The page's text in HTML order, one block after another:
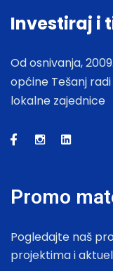
Investiraj i
Od osnivanja,
općine Tešanj
lokalne zajednice
Promo
Pogledajte naš
projektima i